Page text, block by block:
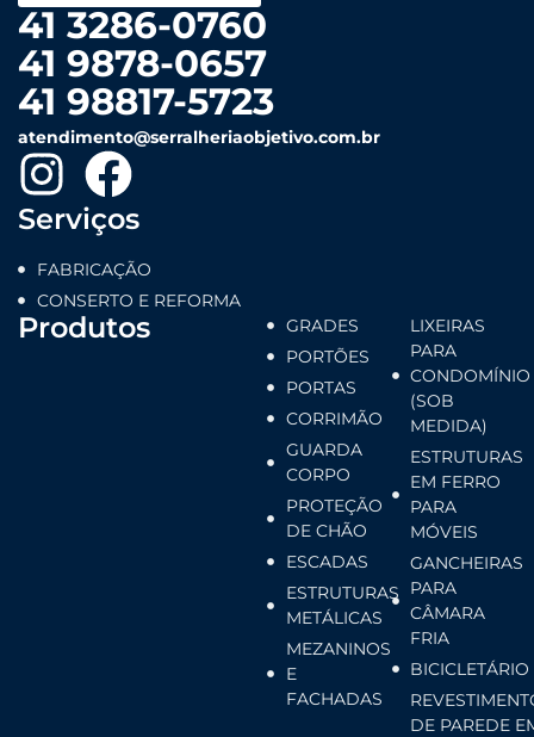
41 3286-0760
41 9878-0657
41 98817-5723
atendimento@serralheriaobjetivo.com.br
Serviços
FABRICAÇÃO
CONSERTO E REFORMA
Produtos
GRADES
PORTÕES
PORTAS
CORRIMÃO
GUARDA
CORPO
PROTEÇÃO
DE CHÃO
ESCADAS
ESTRUTURAS
METÁLICAS
MEZANINOS
E
FACHADAS
LIXEIRAS
PARA
CONDOMÍNIO
(SOB
MEDIDA)
ESTRUTURAS
EM FERRO
PARA
MÓVEIS
GANCHEIRAS
PARA
CÂMARA
FRIA
BICICLETÁRIO
DE PAREDE